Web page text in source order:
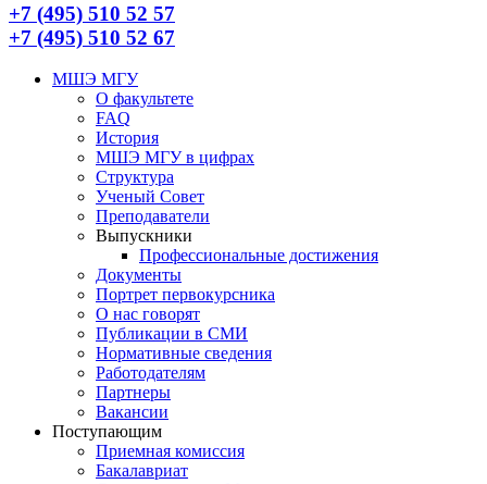
+7 (495) 510 52 57
+7 (495) 510 52 67
МШЭ МГУ
О факультете
FAQ
История
МШЭ МГУ в цифрах
Структура
Ученый Совет
Преподаватели
Выпускники
Профессиональные достижения
Документы
Портрет первокурсника
О нас говорят
Публикации в СМИ
Нормативные сведения
Работодателям
Партнеры
Вакансии
Поступающим
Приемная комиссия
Бакалавриат